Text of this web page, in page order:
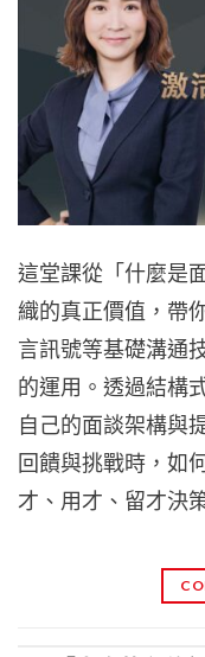
這堂課從「什麼是
織的真正價值，帶
言訊號等基礎溝通
的運用。透過結構
自己的面談架構與
回饋與挑戰時，如
才、用才、留才決